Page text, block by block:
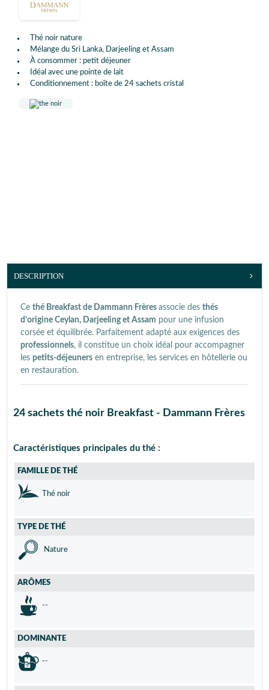
Thé noir nature
Mélange du Sri Lanka, Darjeeling et Assam
À consommer : petit déjeuner
Idéal avec une pointe de lait
Conditionnement : boîte de 24 sachets cristal
DESCRIPTION
Ce thé Breakfast de Dammann Frères associe des thés
d’origine Ceylan, Darjeeling et Assam pour une infusion
corsée et équilibrée. Parfaitement adapté aux exigences des
professionnels, il constitue un choix idéal pour accompagner
les petits-déjeuners en entreprise, les services en hôtellerie ou
en restauration.
24 sachets thé noir Breakfast - Dammann Frères
Caractéristiques principales du thé :
FAMILLE DE THÉ
Thé noir
TYPE DE THÉ
Nature
ARÔMES
--
DOMINANTE
--